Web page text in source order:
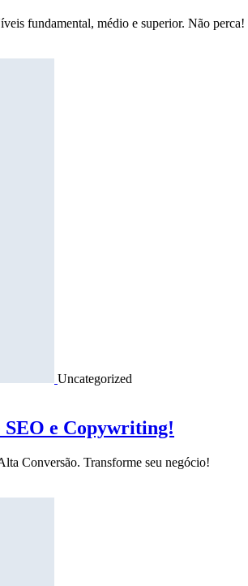
fundamental, médio e superior. Não perca!
Uncategorized
e Copywriting!
Conversão. Transforme seu negócio!